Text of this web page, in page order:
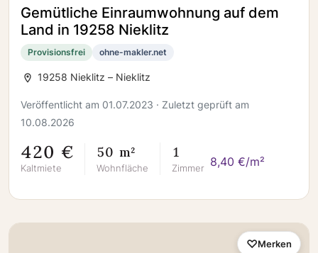
Gemütliche Einraumwohnung auf dem
Land in 19258 Nieklitz
Provisionsfrei ohne-makler.net
19258 Nieklitz – Nieklitz
Veröffentlicht am 01.07.2023 · Zuletzt geprüft am
10.08.2026
420 €
Kaltmiete
50 m²
Wohnfläche
1
Zimmer 8,40 €/m²
Merken